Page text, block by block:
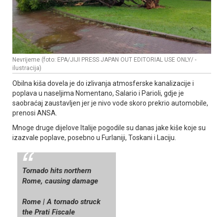
Nevrijeme (foto: EPA/JIJI PRESS JAPAN OUT EDITORIAL USE ONLY/ -
ilustracija)
Obilna kiša dovela je do izlivanja atmosferske kanalizacije i
poplava u naseljima Nomentano, Salario i Parioli, gdje je
saobraćaj zaustavljen jer je nivo vode skoro prekrio automobile,
prenosi ANSA.
Mnoge druge dijelove Italije pogodile su danas jake kiše koje su
izazvale poplave, posebno u Furlaniji, Toskani i Laciju.
Tornado hits northern
Rome, causing damage
Rome | A tornado struck
the Prati Fiscale